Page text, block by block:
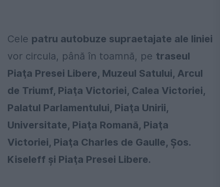
Cele patru autobuze supraetajate ale liniei
vor circula, până în toamnă, pe traseul
Piaţa Presei Libere, Muzeul Satului, Arcul
de Triumf, Piaţa Victoriei, Calea Victoriei,
Palatul Parlamentului, Piaţa Unirii,
Universitate, Piaţa Romană, Piaţa
Victoriei, Piaţa Charles de Gaulle, Şos.
Kiseleff şi Piaţa Presei Libere.